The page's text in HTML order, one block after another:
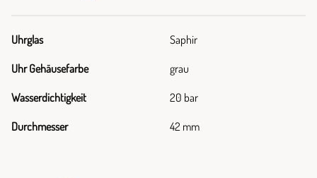
Uhrglas Saphir
Uhr Gehäusefarbe grau
Wasserdichtigkeit 20 bar
Durchmesser 42 mm